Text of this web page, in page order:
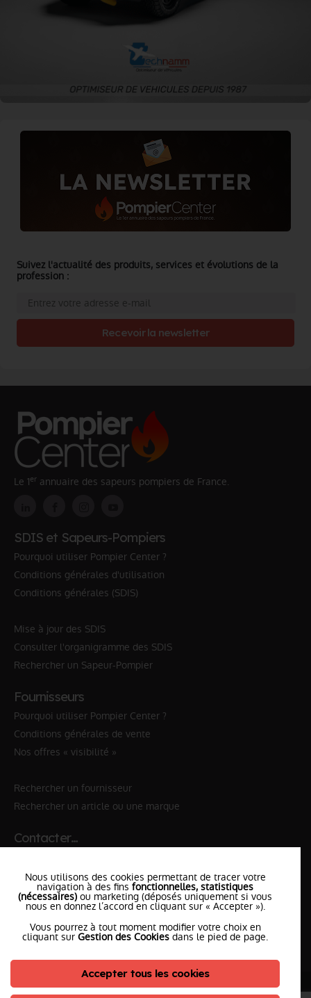
Suivez l'actualité des produits, services et évolutions de la
profession :
Recevoir la newsletter
Le 1er annuaire des sapeurs pompiers de France.
SDIS et Sapeurs-Pompiers
Pourquoi utiliser Pompier Center ?
Conditions générales d'utilisation
Conditions générales (SDIS)
Mise à jour des SDIS
Consulter l'organigramme des SDIS
Rechercher un Sapeur-Pompier
Fournisseurs
Pourquoi utiliser Pompier Center ?
Conditions générales de vente
Nos offres « visibilité »
Rechercher un fournisseur
Rechercher un article ou une marque
Contacter…
✆ 18№National Sapeurs-Pompiers
le SDISle plus proche
l'équipePompierCenter
©2026 Pompier Center • Mentions Légales •
Nous utilisons des cookies permettant de tracer votre
navigation à des fins fonctionnelles, statistiques
(nécessaires) ou marketing (déposés uniquement si vous
nous en donnez l’accord en cliquant sur « Accepter »).
Vous pourrez à tout moment modifier votre choix en
cliquant sur Gestion des Cookies dans le pied de page.
Accepter tous les cookies